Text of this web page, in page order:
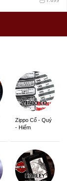
Zippo Cổ - Quý
- Hiếm